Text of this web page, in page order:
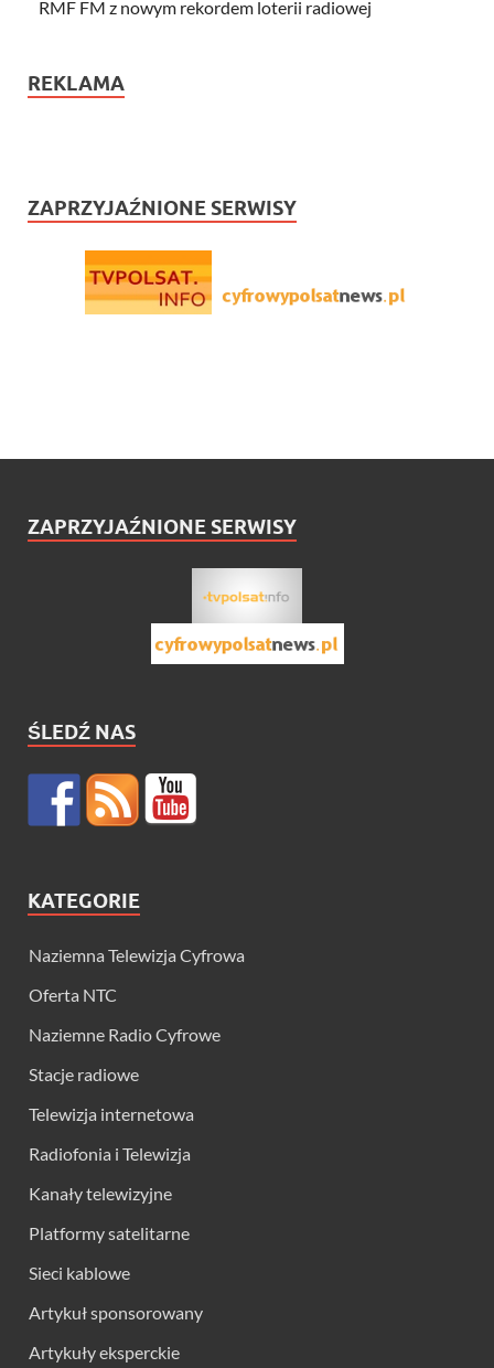
RMF FM z nowym rekordem loterii radiowej
REKLAMA
ZAPRZYJAŹNIONE SERWISY
ZAPRZYJAŹNIONE SERWISY
ŚLEDŹ NAS
KATEGORIE
Naziemna Telewizja Cyfrowa
Oferta NTC
Naziemne Radio Cyfrowe
Stacje radiowe
Telewizja internetowa
Radiofonia i Telewizja
Kanały telewizyjne
Platformy satelitarne
Sieci kablowe
Artykuł sponsorowany
Artykuły eksperckie